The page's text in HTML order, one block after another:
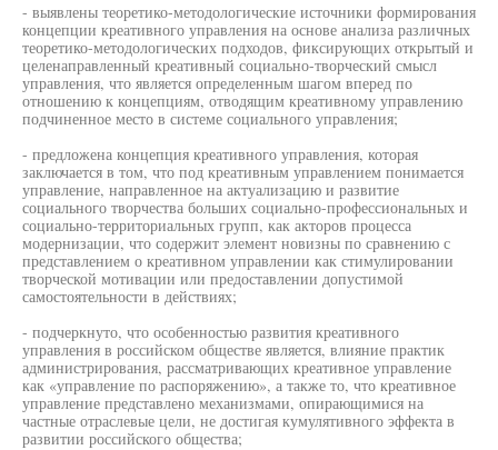
- выявлены теоретико-методологические источники формирования
концепции креативного управления на основе анализа различных
теоретико-методологических подходов, фиксирующих открытый и
целенаправленный креативный социально-творческий смысл
управления, что является определенным шагом вперед по
отношению к концепциям, отводящим креативному управлению
подчиненное место в системе социального управления;
- предложена концепция креативного управления, которая
заключается в том, что под креативным управлением понимается
управление, направленное на актуализацию и развитие
социального творчества больших социально-профессиональных и
социально-территориальных групп, как акторов процесса
модернизации, что содержит элемент новизны по сравнению с
представлением о креативном управлении как стимулировании
творческой мотивации или предоставлении допустимой
самостоятельности в действиях;
- подчеркнуто, что особенностью развития креативного
управления в российском обществе является, влияние практик
администрирования, рассматривающих креативное управление
как «управление по распоряжению», а также то, что креативное
управление представлено механизмами, опирающимися на
частные отраслевые цели, не достигая кумулятивного эффекта в
развитии российского общества;